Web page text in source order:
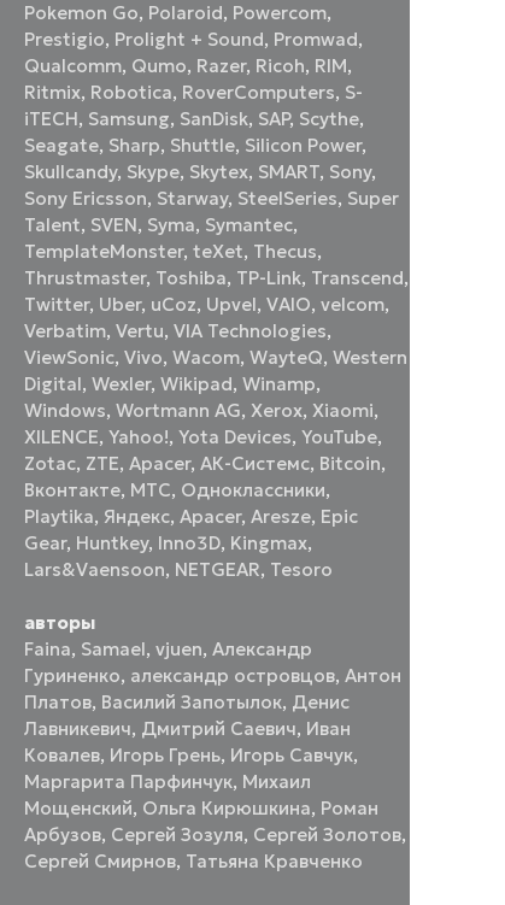
Pokemon Go, Polaroid, Powercom,
Prestigio, Prolight + Sound, Promwad,
Qualcomm, Qumo, Razer, Ricoh, RIM,
Ritmix, Robotica, RoverComputers, S-
iTECH, Samsung, SanDisk, SAP, Scythe,
Seagate, Sharp, Shuttle, Silicon Power,
Skullcandy, Skype, Skytex, SMART, Sony,
Sony Ericsson, Starway, SteelSeries, Super
Talent, SVEN, Syma, Symantec,
TemplateMonster,teXet, Thecus,
Thrustmaster, Toshiba, TP-Link, Transcend,
Twitter, Uber, uCoz, Upvel,VAIO,velcom,
Verbatim,Vertu,VIA Technologies,
ViewSonic,Vivo,Wacom,WayteQ,Western
Digital,Wexler,Wikipad,Winamp,
Windows,Wortmann AG,Xerox,Xiaomi,
XILENCE,Yahoo!,Yota Devices,YouTube,
Zotac, ZTE,Аpacer,АК-Системс, Вitcoin,
Вконтакте, МТС, Одноклассники,
Playtika, Яндекс,Apacer,Aresze, Epic
Gear, Huntkey, Inno3D, Kingmax,
Lars&Vaensoon, NETGEAR, Tesoro
авторы
Faina, Samael,vjuen,Александр
Гуриненко, александр островцов,Антон
Платов, Василий Запотылок, Денис
Лавникевич, Дмитрий Саевич, Иван
Ковалев, Игорь Грень, Игорь Савчук,
Маргарита Парфинчук, Михаил
Мощенский, Ольга Кирюшкина, Роман
Арбузов, Сергей Зозуля, Сергей Золотов,
Сергей Смирнов, Татьяна Кравченко